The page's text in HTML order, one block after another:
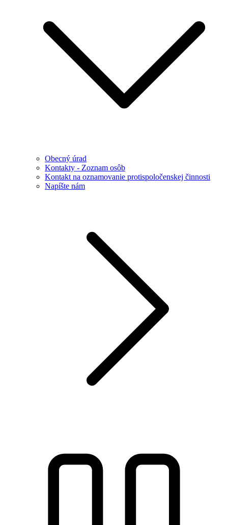
Obecný úrad
Kontakty - Zoznam osôb
Kontakt na oznamovanie protispoločenskej činnosti
Napíšte nám